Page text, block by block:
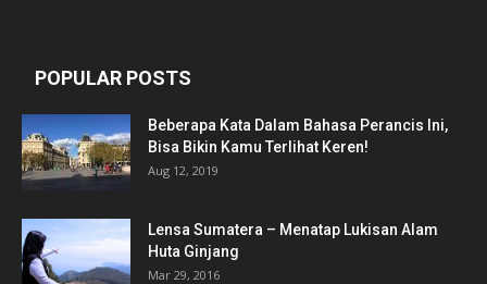
POPULAR POSTS
Beberapa Kata Dalam Bahasa Perancis Ini,
Bisa Bikin Kamu Terlihat Keren!
Aug 12, 2019
Lensa Sumatera – Menatap Lukisan Alam
Huta Ginjang
Mar 29, 2016